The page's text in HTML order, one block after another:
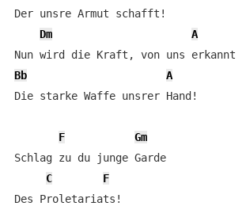
Der unsre Armut schafft!
Dm
A
Bb
A
Die starke Waffe unsrer Hand!
F
Gm
Schlag zu du junge Garde
C
F
Des Proletariats!